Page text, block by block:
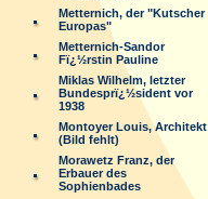
Metternich, der "Kutscher
Europas"
Metternich-Sandor
Fï¿½rstin Pauline
Miklas Wilhelm, letzter
Bundesprï¿½sident vor
1938
Montoyer Louis, Architekt
(Bild fehlt)
Morawetz Franz, der
Erbauer des
Sophienbades